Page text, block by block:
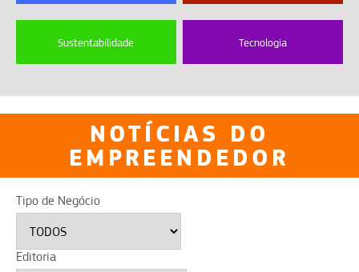
Sustentabilidade Tecnologia
NOTÍCIAS DO
EMPREENDEDOR
Tipo de Negócio
Editoria